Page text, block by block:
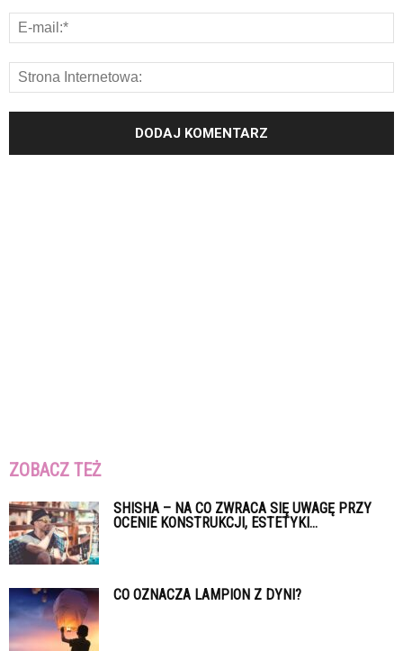
ZOBACZ TEŻ
SHISHA – NA CO ZWRACA SIĘ UWAGĘ PRZY
OCENIE KONSTRUKCJI, ESTETYKI...
CO OZNACZA LAMPION Z DYNI?